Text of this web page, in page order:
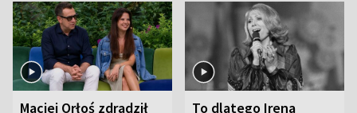
Maciej Orłoś zdradził
To dlatego Irena